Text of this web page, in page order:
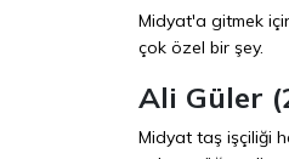
Midyat'a gitmek
çok özel bir şey.
Ali Güler
Midyat taş işçiliği